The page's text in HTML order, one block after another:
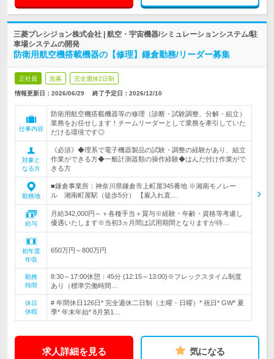
三菱プレシジョン株式会社 | 航空・宇宙機器/シミュレーションシステム/駐
車場システムの開発
防衛用航空機搭載機器の【修理】鎌倉勤務/リーダー募集
正社員 急募 完全週休2日制
情報更新日：2026/06/29 終了予定日： 2026/12/10
仕事内容
防衛用航空機搭載機器等の修理（診断・試験調整、分解・組立）
業務をお任せします！チームリーダーとして業務を牽引していた
だける環境です◎
対象と
なる方
《必須》◆理系で電子機器製品の試験・調整の経験があり、組立
作業ができる方◆一般計測器類の操作経験◆はんだ付け作業がで
きる方
勤務地
■鎌倉事業所：神奈川県鎌倉市上町屋345番地 ※湘南モノレー
ル 湘南町屋駅（徒歩5分） 【雇入れ直…
給与
月給342,000円～＋各種手当＋賞与※経験・年齢・資格等考慮し
優遇いたします※当初3ヵ月間は試用期間となりますが待…
初年度
年収
650万円～800万円
勤務
時間
8:30～17:00休憩：45分 (12:15～13:00)※フレックスタイム制度
あり（標準労働時間…
休日
休暇
# 年間休日126日* 完全週休二日制（土曜・日曜）* 祝日* GW* 夏
季* 年末年始* 8月第1…
求人詳細を見る 気になる